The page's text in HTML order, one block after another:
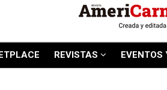
REVISTAS EVENTOS